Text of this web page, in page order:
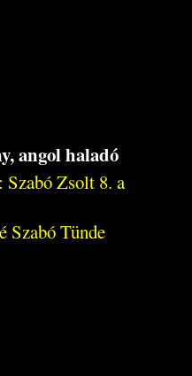
angol haladó
Szabó Zsolt 8. a
Szabó Tünde